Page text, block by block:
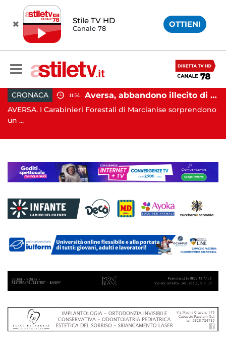
Stile TV HD
Canale 78 OTTIENI
11:54 Aversa, abbandono illecito di rifiuti: uomo sorpreso dai carabinieri
Forestali di Marcianise sorprendono
ATTUALITÀ
POZZUOLI. La